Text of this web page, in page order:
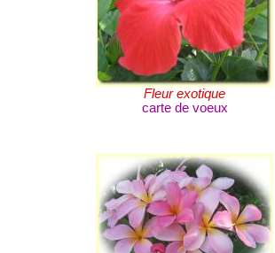
Fleur exotique
carte de voeux